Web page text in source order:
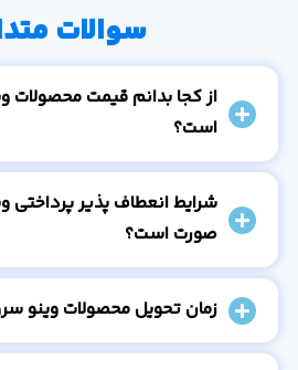
سوالات
از کجا بدانم قیمت محصولات
است؟
شرایط انعطاف پذیر پرداختی
صورت است؟
زمان تحویل محصولات وینو